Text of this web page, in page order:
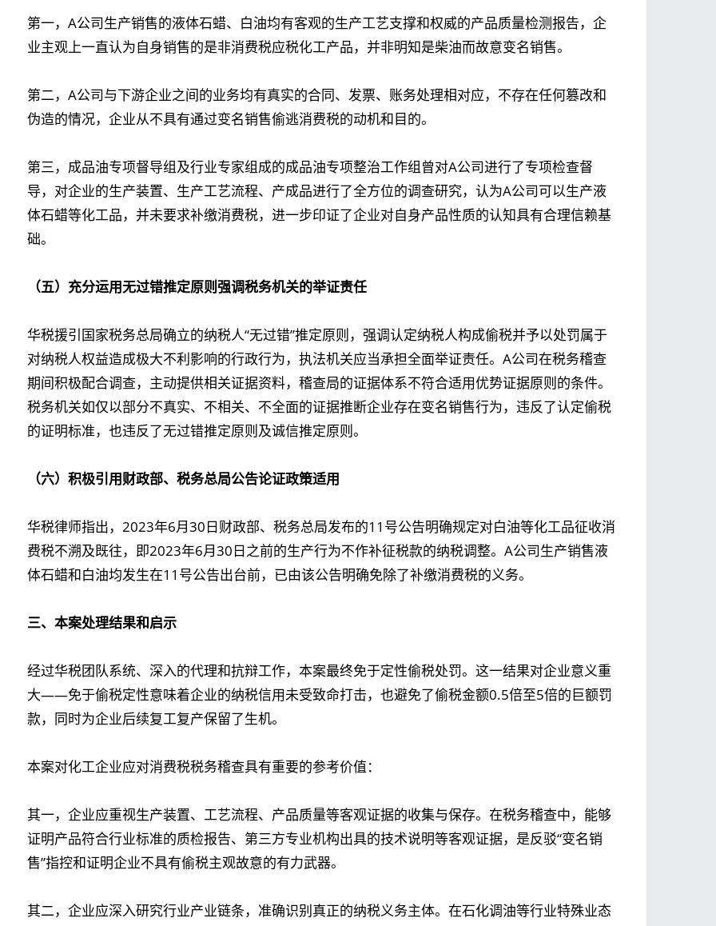
第一，A公司生产销售的液体石蜡、白油均有客观的生产工艺支撑和权威的产品质量检测报告，企
业主观上一直认为自身销售的是非消费税应税化工产品，并非明知是柴油而故意变名销售。
第二，A公司与下游企业之间的业务均有真实的合同、发票、账务处理相对应，不存在任何篡改和
伪造的情况，企业从不具有通过变名销售偷逃消费税的动机和目的。
第三，成品油专项督导组及行业专家组成的成品油专项整治工作组曾对A公司进行了专项检查督
导，对企业的生产装置、生产工艺流程、产成品进行了全方位的调查研究，认为A公司可以生产液
体石蜡等化工品，并未要求补缴消费税，进一步印证了企业对自身产品性质的认知具有合理信赖基
础。
（五）充分运用无过错推定原则强调税务机关的举证责任
华税援引国家税务总局确立的纳税人“无过错”推定原则，强调认定纳税人构成偷税并予以处罚属于
对纳税人权益造成极大不利影响的行政行为，执法机关应当承担全面举证责任。A公司在税务稽查
期间积极配合调查，主动提供相关证据资料，稽查局的证据体系不符合适用优势证据原则的条件。
税务机关如仅以部分不真实、不相关、不全面的证据推断企业存在变名销售行为，违反了认定偷税
的证明标准，也违反了无过错推定原则及诚信推定原则。
（六）积极引用财政部、税务总局公告论证政策适用
华税律师指出，2023年6月30日财政部、税务总局发布的11号公告明确规定对白油等化工品征收消
费税不溯及既往，即2023年6月30日之前的生产行为不作补征税款的纳税调整。A公司生产销售液
体石蜡和白油均发生在11号公告出台前，已由该公告明确免除了补缴消费税的义务。
三、本案处理结果和启示
经过华税团队系统、深入的代理和抗辩工作，本案最终免于定性偷税处罚。这一结果对企业意义重
大——免于偷税定性意味着企业的纳税信用未受致命打击，也避免了偷税金额0.5倍至5倍的巨额罚
款，同时为企业后续复工复产保留了生机。
本案对化工企业应对消费税税务稽查具有重要的参考价值：
其一，企业应重视生产装置、工艺流程、产品质量等客观证据的收集与保存。在税务稽查中，能够
证明产品符合行业标准的质检报告、第三方专业机构出具的技术说明等客观证据，是反驳“变名销
售”指控和证明企业不具有偷税主观故意的有力武器。
其二，企业应深入研究行业产业链条，准确识别真正的纳税义务主体。在石化调油等行业特殊业态